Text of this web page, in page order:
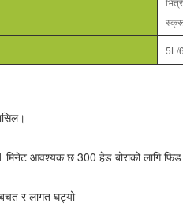
5L/
आवश्यक छ 300 हेड बोराको लागि फिड
र लागत घट्यो